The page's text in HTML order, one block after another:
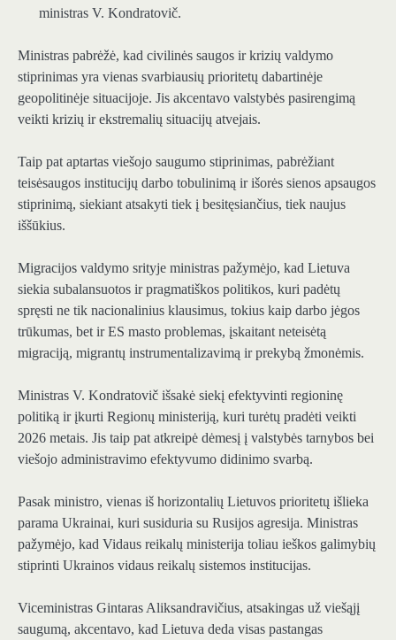
ministras V. Kondratovič.
Ministras pabrėžė, kad civilinės saugos ir krizių valdymo
stiprinimas yra vienas svarbiausių prioritetų dabartinėje
geopolitinėje situacijoje. Jis akcentavo valstybės pasirengimą
veikti krizių ir ekstremalių situacijų atvejais.
Taip pat aptartas viešojo saugumo stiprinimas, pabrėžiant
teisėsaugos institucijų darbo tobulinimą ir išorės sienos apsaugos
stiprinimą, siekiant atsakyti tiek į besitęsiančius, tiek naujus
iššūkius.
Migracijos valdymo srityje ministras pažymėjo, kad Lietuva
siekia subalansuotos ir pragmatiškos politikos, kuri padėtų
spręsti ne tik nacionalinius klausimus, tokius kaip darbo jėgos
trūkumas, bet ir ES masto problemas, įskaitant neteisėtą
migraciją, migrantų instrumentalizavimą ir prekybą žmonėmis.
Ministras V. Kondratovič išsakė siekį efektyvinti regioninę
politiką ir įkurti Regionų ministeriją, kuri turėtų pradėti veikti
2026 metais. Jis taip pat atkreipė dėmesį į valstybės tarnybos bei
viešojo administravimo efektyvumo didinimo svarbą.
Pasak ministro, vienas iš horizontalių Lietuvos prioritetų išlieka
parama Ukrainai, kuri susiduria su Rusijos agresija. Ministras
pažymėjo, kad Vidaus reikalų ministerija toliau ieškos galimybių
stiprinti Ukrainos vidaus reikalų sistemos institucijas.
Viceministras Gintaras Aliksandravičius, atsakingas už viešąjį
saugumą, akcentavo, kad Lietuva deda visas pastangas